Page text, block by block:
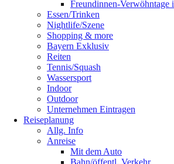
Freundinnen-Verwöhntage
Essen/Trinken
Nightlife/Szene
Shopping & more
Bayern Exklusiv
Reiten
Tennis/Squash
Wassersport
Indoor
Outdoor
Unternehmen Eintragen
Reiseplanung
Allg. Info
Anreise
Mit dem Auto
Bahn/öffentl. Verkehr